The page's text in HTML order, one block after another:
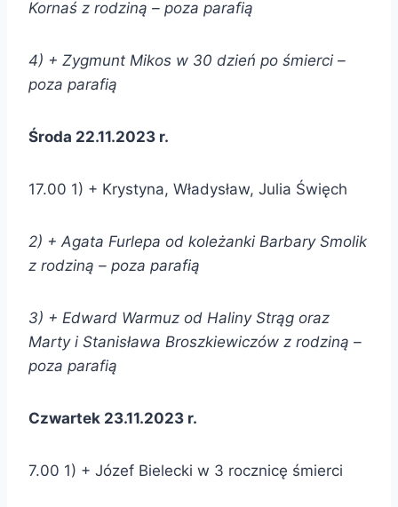
Kornaś z rodziną – poza parafią
4) + Zygmunt Mikos w 30 dzień po śmierci –
poza parafią
Środa 22.11.2023 r.
17.00 1) + Krystyna, Władysław, Julia Święch
2) + Agata Furlepa od koleżanki Barbary Smolik
z rodziną – poza parafią
3) + Edward Warmuz od Haliny Strąg oraz
Marty i Stanisława Broszkiewiczów z rodziną –
poza parafią
Czwartek 23.11.2023 r.
7.00 1) + Józef Bielecki w 3 rocznicę śmierci